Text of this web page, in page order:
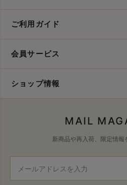
ご利用ガイド
会員サービス
ショップ情報
MAIL
新商品や再入荷、限定情報